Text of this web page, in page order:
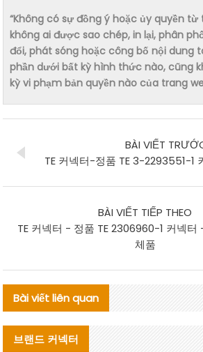
“Không có sự đồng ý hoặc ủy quyền từ
không ai được sao chép, in lại, phân
đổi, phát sóng hoặc công bố nội dung
phần dưới bất kỳ hình thức nào, cũng
kỳ vi phạm bản quyền nào của trang
BÀI VIẾT
TE 커넥터-정품 TE 3-2293551-1
BÀI VIẾT TIẾP THEO
TE 커넥터 - 정품 TE 2306960-1 커넥
체품
Bài viết liên quan
브랜드 커넥터